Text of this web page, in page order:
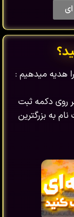
هدیه میدهیم :
روی دکمه ثبت
به بزرگترین